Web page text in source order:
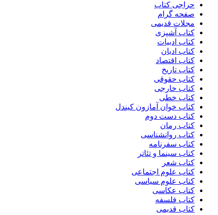
حراجی کتاب
صفحه گرام
مجلات قدیمی
کتاب آشپزی
کتاب ادبیات
کتاب ادیان
کتاب اقتصاد
کتاب تاریخ
کتاب حقوقی
کتاب خارجی
کتاب خطی
کتاب خوان آمازون کیندل
کتاب دست دوم
کتاب رمان
کتاب روانشناسی
کتاب سفرنامه
کتاب سینما و تئاتر
کتاب شعر
کتاب علوم اجتماعی
کتاب علوم سیاسی
کتاب عکاسی
کتاب فلسفه
کتاب قدیمی